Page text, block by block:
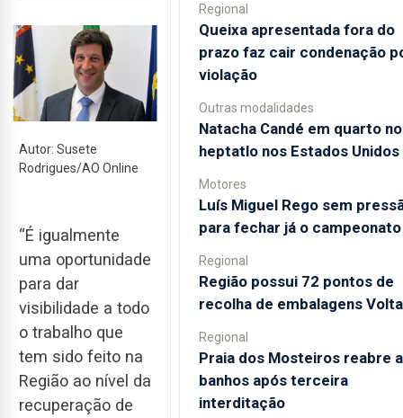
Autor: Susete
Rodrigues/AO Online
“É igualmente
uma oportunidade
para dar
visibilidade a todo
o trabalho que
tem sido feito na
Região ao nível da
recuperação de
Regional
Queixa apresentada fora do
prazo faz cair condenação
violação
Outras modalidades
Natacha Candé em quarto no
heptatlo nos Estados Unidos
Motores
Luís Miguel Rego sem
para fechar já o campeonato
Regional
Região possui 72 pontos de
recolha de embalagens Volta
Regional
Praia dos Mosteiros reabre a
banhos após terceira
interditação